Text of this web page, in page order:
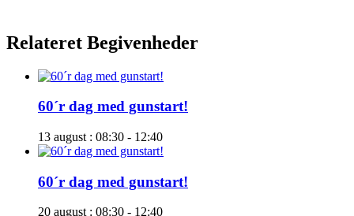
Relateret Begivenheder
60´r dag med gunstart!
13 august : 08:30 - 12:40
60´r dag med gunstart!
20 august : 08:30 - 12:40